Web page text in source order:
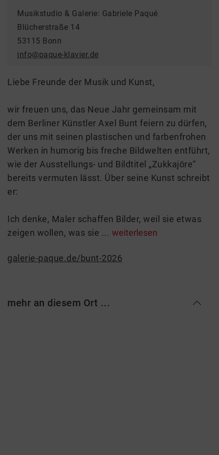
Musikstudio & Galerie: Gabriele Paqué
Blücherstraße 14
53115 Bonn
info@paque-klavier.de
Liebe Freunde der Musik und Kunst,
wir freuen uns, das Neue Jahr gemeinsam mit
dem Berliner Künstler Axel Bunt feiern zu dürfen,
der uns mit seinen plastischen und farbenfrohen
Werken in humorig bis freche Bildwelten entführt,
wie der Ausstellungs- und Bildtitel „Zukkajöre“
bereits vermuten lässt. Über seine Kunst schreibt
er:
Ich denke, Maler schaffen Bilder, weil sie etwas
zeigen wollen, was sie ... weiterlesen
galerie-paque.de/bunt-2026
mehr an diesem Ort ...